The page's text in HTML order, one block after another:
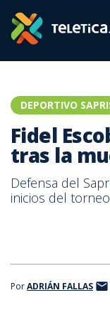
DEPORTIVO
Fidel
tras la
Defensa del
inicios del torneo
PorADRIÁN FALLAS